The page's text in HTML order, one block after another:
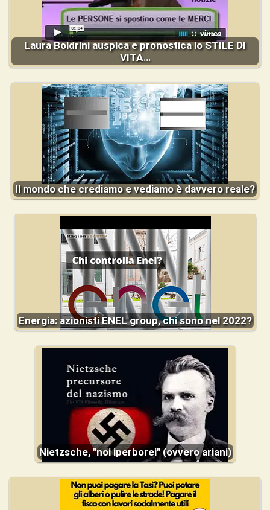
Laura Boldrini auspica e pronostica lo STILE DI
VITA…
Il mondo che crediamo e vediamo è davvero reale?
Energia: azionisti ENEL group, chi sono nel 2022?
Nietzsche, "noi iperborei" (ovvero ariani)